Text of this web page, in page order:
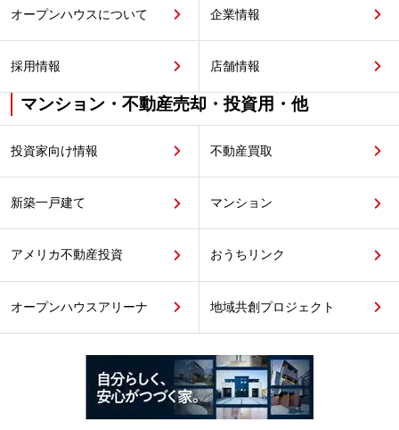
オープンハウスについて 企業情報
採用情報 店舗情報
マンション・不動産売却・投資用・他
投資家向け情報 不動産買取
新築一戸建て マンション
アメリカ不動産投資 おうちリンク
オープンハウスアリーナ 地域共創プロジェクト